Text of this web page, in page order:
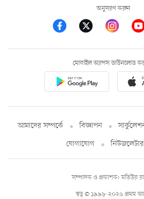
অনুসরণ করুন
মোবাইল অ্যাপস ডাউনলোড
আমাদের সম্পর্কে বিজ্ঞাপন
যোগাযোগ
নিউজলেটার
স্বত্ব © ১৯৯৮-২০২৬ প্রথম
সম্পাদক ও প্রকাশক: মতিউর